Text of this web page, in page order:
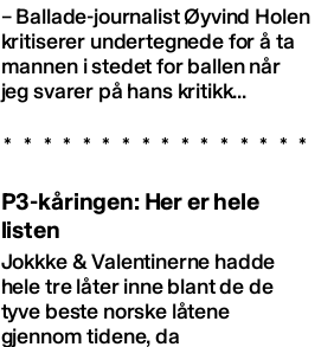
– Ballade-journalist Øyvind Holen
kritiserer undertegnede for å ta
mannen i stedet for ballen når
jeg svarer på hans kritikk...
P3-kåringen: Her er hele
listen
Jokkke & Valentinerne hadde
hele tre låter inne blant de de
tyve beste norske låtene
gjennom tidene, da